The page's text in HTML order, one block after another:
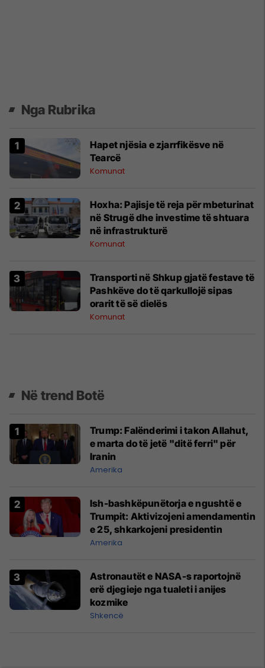
Nga Rubrika
Hapet njësia e zjarrfikësve në
Tearcë
Komunat
Hoxha: Pajisje të reja për mbeturinat
në Strugë dhe investime të shtuara
në infrastrukturë
Komunat
Transporti në Shkup gjatë festave të
Pashkëve do të qarkullojë sipas
orarit të së dielës
Komunat
Në trend Botë
Trump: Falënderimi i takon Allahut,
e marta do të jetë "ditë ferri" për
Iranin
Amerika
Ish-bashkëpunëtorja e ngushtë e
Trumpit: Aktivizojeni amendamentin
e 25, shkarkojeni presidentin
Amerika
Astronautët e NASA-s raportojnë
erë djegieje nga tualeti i anijes
kozmike
Shkencë